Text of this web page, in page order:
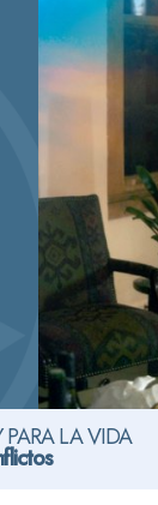
PARA LA VIDA